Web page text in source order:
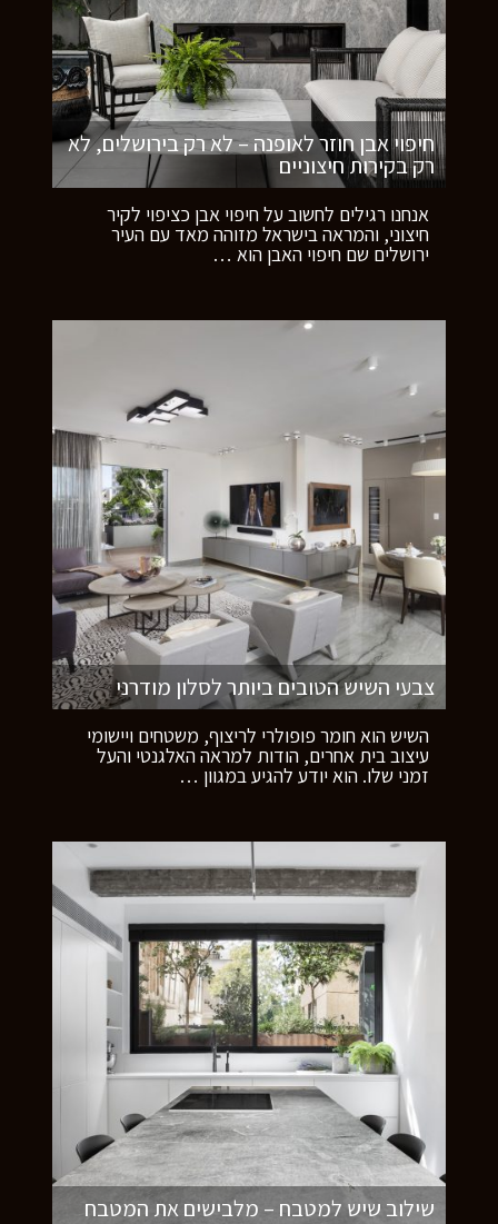
חיפוי אבן חוזר לאופנה – לא רק בירושלים, לא
רק בקירות חיצוניים
אנחנו רגילים לחשוב על חיפוי אבן כציפוי לקיר
חיצוני, והמראה בישראל מזוהה מאד עם העיר
ירושלים שם חיפוי האבן הוא …
צבעי השיש הטובים ביותר לסלון מודרני
השיש הוא חומר פופולרי לריצוף, משטחים ויישומי
עיצוב בית אחרים, הודות למראה האלגנטי והעל
זמני שלו. הוא יודע להגיע במגוון …
שילוב שיש למטבח – מלבישים את המטבח